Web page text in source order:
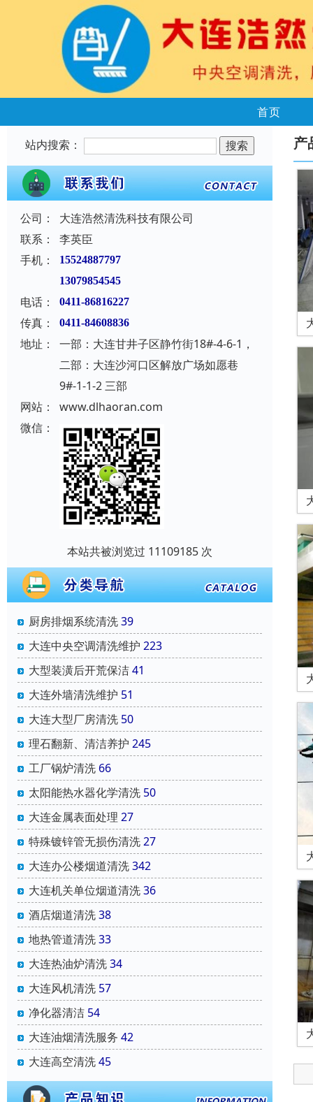
首页
站内搜索：
公司：
大连浩然清洗科技有限公司
联系：
李英臣
手机：
15524887797
13079854545
电话： 0411-86816227
传真： 0411-84608836
地址：
一部：大连甘井子区静竹街18#-4-6-1，
二部：大连沙河口区解放广场如愿巷
9#-1-1-2 三部
网站：
www.dlhaoran.com
微信：
本站共被浏览过 11109185 次
厨房排烟系统清洗39
大连中央空调清洗维护 223
大型装潢后开荒保洁41
大连外墙清洗维护 51
大连大型厂房清洗 50
理石翻新、清洁养护 245
工厂锅炉清洗 66
太阳能热水器化学清洗 50
大连金属表面处理 27
特殊镀锌管无损伤清洗27
大连办公楼烟道清洗342
大连机关单位烟道清洗36
酒店烟道清洗38
地热管道清洗33
大连热油炉清洗34
大连风机清洗 57
净化器清洁 54
大连油烟清洗服务 42
大连高空清洗45
产